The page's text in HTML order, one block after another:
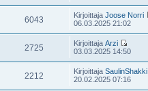
6043 KirjoittajaJoose Norri
06.03.2025 21:02
2725 KirjoittajaArzi
03.03.2025 14:50
2212 KirjoittajaSaulinShakki
20.02.2025 07:16